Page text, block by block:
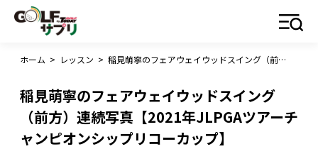
ホーム > レッスン > 稲見萌寧のフェアウェイウッドスイング（前方）連続写真【2021年JLPGAツアーチャンピオンシップリコーカップ】
稲見萌寧のフェアウェイウッドスイング
（前方）連続写真【2021年JLPGAツアーチ
ャンピオンシップリコーカップ】